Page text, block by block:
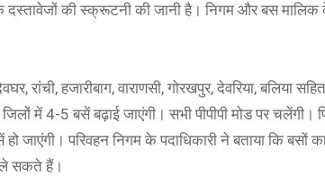
के दस्तावेजों की स्क्रूटनी की जानी है। निगम और बस
रांची, हजारीबाग, वाराणसी, गोरखपुर, देवरिया, बलिया
में 4-5 बसें बढ़ाई जाएंगी। सभी पीपीपी मोड पर चलेंगी।
परिवहन निगम के पदाधिकारी ने बताया कि बसों का
ले सकते हैं।